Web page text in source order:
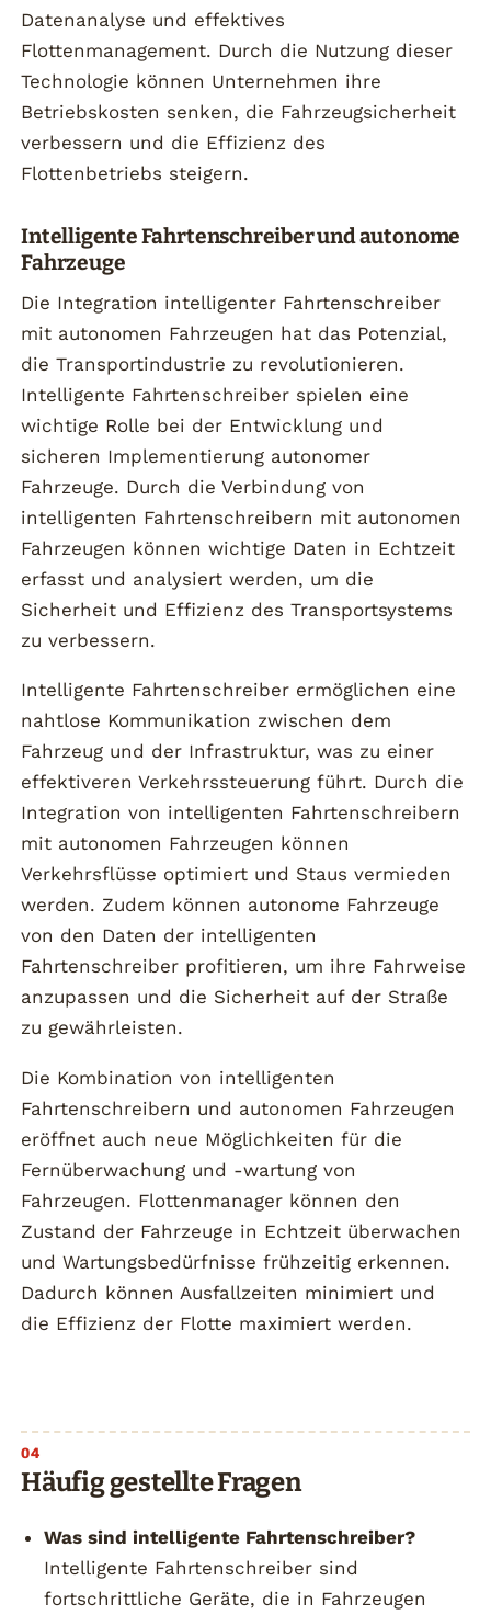
Datenanalyse und effektives
Flottenmanagement. Durch die Nutzung dieser
Technologie können Unternehmen ihre
Betriebskosten senken, die Fahrzeugsicherheit
verbessern und die Effizienz des
Flottenbetriebs steigern.
Intelligente Fahrtenschreiber und autonome
Fahrzeuge
Die Integration intelligenter Fahrtenschreiber
mit autonomen Fahrzeugen hat das Potenzial,
die Transportindustrie zu revolutionieren.
Intelligente Fahrtenschreiber spielen eine
wichtige Rolle bei der Entwicklung und
sicheren Implementierung autonomer
Fahrzeuge. Durch die Verbindung von
intelligenten Fahrtenschreibern mit autonomen
Fahrzeugen können wichtige Daten in Echtzeit
erfasst und analysiert werden, um die
Sicherheit und Effizienz des Transportsystems
zu verbessern.
Intelligente Fahrtenschreiber ermöglichen eine
nahtlose Kommunikation zwischen dem
Fahrzeug und der Infrastruktur, was zu einer
effektiveren Verkehrssteuerung führt. Durch die
Integration von intelligenten Fahrtenschreibern
mit autonomen Fahrzeugen können
Verkehrsflüsse optimiert und Staus vermieden
werden. Zudem können autonome Fahrzeuge
von den Daten der intelligenten
Fahrtenschreiber profitieren, um ihre Fahrweise
anzupassen und die Sicherheit auf der Straße
zu gewährleisten.
Die Kombination von intelligenten
Fahrtenschreibern und autonomen Fahrzeugen
eröffnet auch neue Möglichkeiten für die
Fernüberwachung und -wartung von
Fahrzeugen. Flottenmanager können den
Zustand der Fahrzeuge in Echtzeit überwachen
und Wartungsbedürfnisse frühzeitig erkennen.
Dadurch können Ausfallzeiten minimiert und
die Effizienz der Flotte maximiert werden.
Häufig gestellte Fragen
Was sind intelligente Fahrtenschreiber?
Intelligente Fahrtenschreiber sind
fortschrittliche Geräte, die in Fahrzeugen